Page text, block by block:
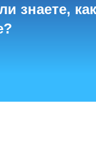
знаете, как